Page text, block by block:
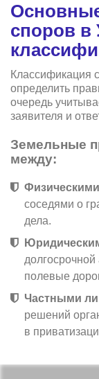
споров в
Классификация
определить
очередь
заявителя и
Земельные
между:
соседями о
дела.
полевые
Частными
решений
в